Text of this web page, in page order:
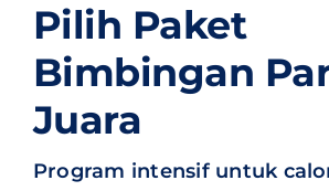
Pilih Paket
Bimbingan
Juara
Program intensif untuk